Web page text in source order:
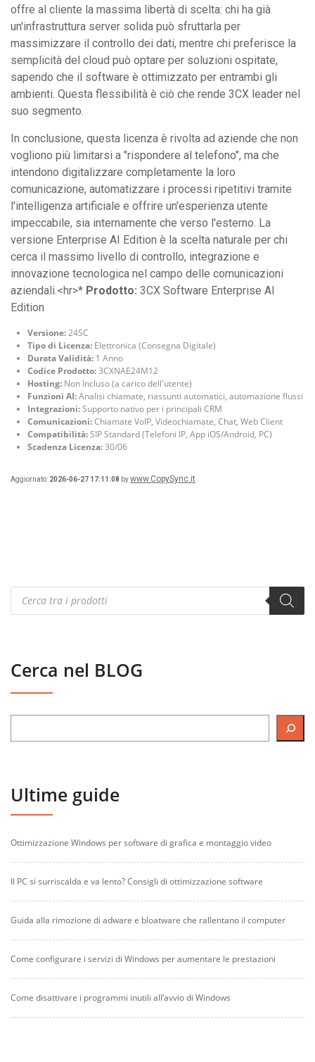
offre al cliente la massima libertà di scelta: chi ha già
un'infrastruttura server solida può sfruttarla per
massimizzare il controllo dei dati, mentre chi preferisce la
semplicità del cloud può optare per soluzioni ospitate,
sapendo che il software è ottimizzato per entrambi gli
ambienti. Questa flessibilità è ciò che rende 3CX leader nel
suo segmento.
In conclusione, questa licenza è rivolta ad aziende che non
vogliono più limitarsi a "rispondere al telefono", ma che
intendono digitalizzare completamente la loro
comunicazione, automatizzare i processi ripetitivi tramite
l'intelligenza artificiale e offrire un'esperienza utente
impeccabile, sia internamente che verso l'esterno. La
versione Enterprise AI Edition è la scelta naturale per chi
cerca il massimo livello di controllo, integrazione e
innovazione tecnologica nel campo delle comunicazioni
aziendali.<hr>* Prodotto: 3CX Software Enterprise AI
Edition
Versione:24SC
Tipo di Licenza: Elettronica (Consegna Digitale)
Durata Validità: 1 Anno
Codice Prodotto:3CXNAE24M12
Hosting: Non Incluso (a carico dell'utente)
Funzioni AI:Analisi chiamate, riassunti automatici, automazione flussi
Integrazioni:Supporto nativo per i principali CRM
Comunicazioni:Chiamate VoIP, Videochiamate, Chat, Web Client
Compatibilità:SIP Standard (Telefoni IP, App iOS/Android, PC)
Scadenza Licenza:30/06
Aggiornato: 2026-06-27 17:11:08 bywww.CopySync.it
Products
search
Cerca nel BLOG
Ultime guide
Ottimizzazione Windows per software di grafica e montaggio video
Il PC si surriscalda e va lento? Consigli di ottimizzazione software
Guida alla rimozione di adware e bloatware che rallentano il computer
Come configurare i servizi di Windows per aumentare le prestazioni
Come disattivare i programmi inutili all’avvio di Windows